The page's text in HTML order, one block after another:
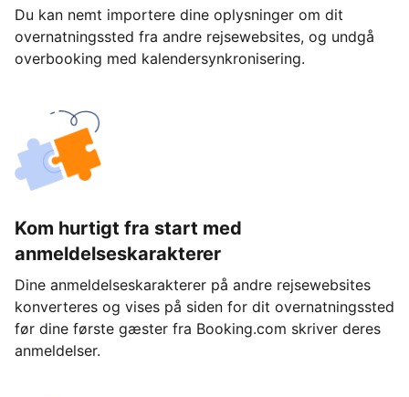
Du kan nemt importere dine oplysninger om dit
overnatningssted fra andre rejsewebsites, og undgå
overbooking med kalendersynkronisering.
Kom hurtigt fra start med
anmeldelseskarakterer
Dine anmeldelseskarakterer på andre rejsewebsites
konverteres og vises på siden for dit overnatningssted
før dine første gæster fra Booking.com skriver deres
anmeldelser.